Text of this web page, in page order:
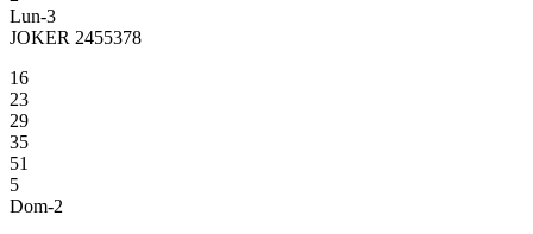
Lun-3
JOKER 2455378
16
23
29
35
51
5
Dom-2